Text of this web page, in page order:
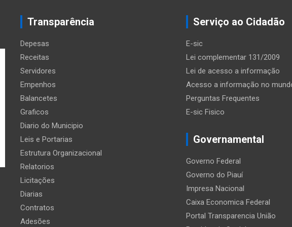
Transparência
Depesas
Receitas
Servidores
Empenhos
Balancetes
Graficos
Diario do Municipio
Leis e Portarias
Estrutura Organizacional
Relatorios
Licitações
Diarias
Contratos
Adesões
Serviço ao Cidadão
E-sic
Lei complementar 131/2009
Lei de acesso a informação
Acesso a informação no
Perguntas Frequentes
E-sic Fisico
Governamental
Governo Federal
Governo do Piauí
Impresa Nacional
Caixa Economica Federal
Portal Transparencia União